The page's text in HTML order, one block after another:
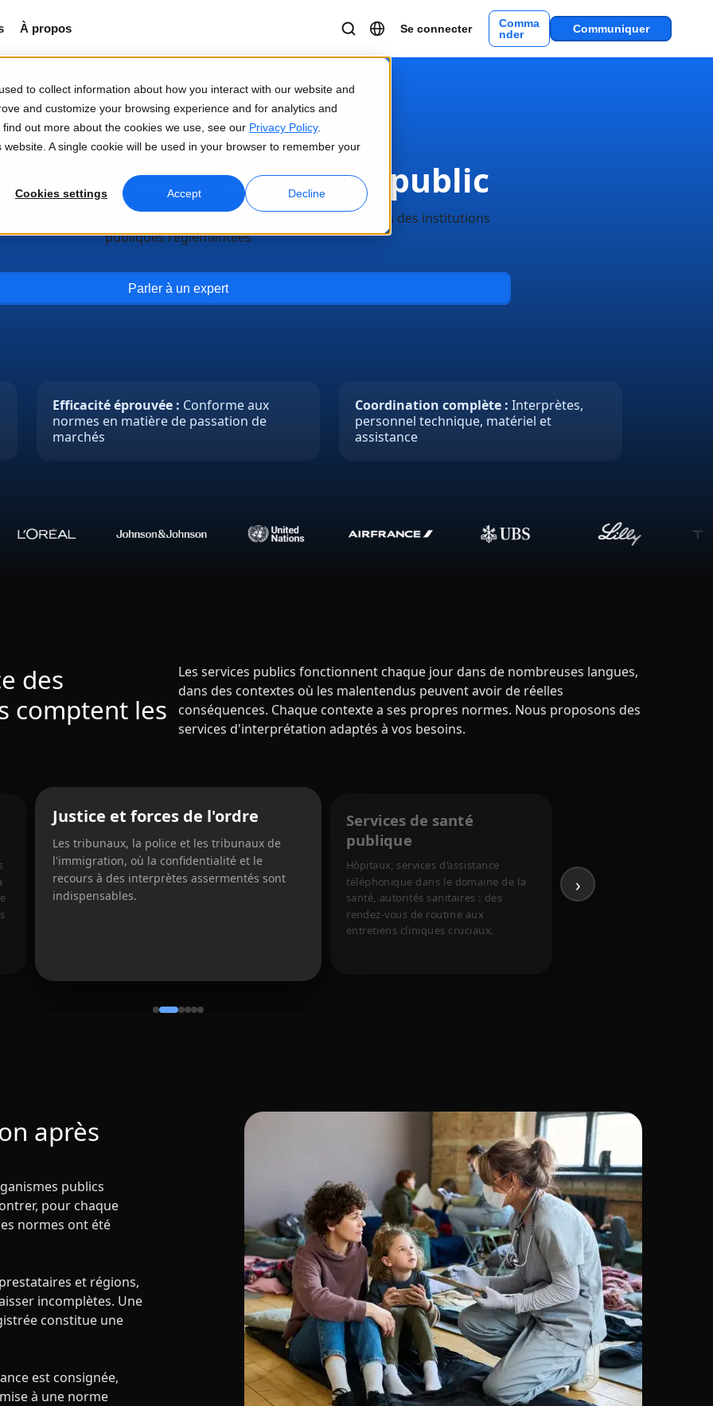
to collect information about how you interact with our website and
and customize your browsing experience and for analytics and
out more about the cookies we use, see our Privacy Policy.
A single cookie will be used in your browser to remember your
Cookies settings Accept Decline
À propos Se connecter
Comma
nder
Communiquer
dans le secteur public
certifiés, conçus pour répondre aux exigences spécifiques des institutions
publiques réglementées
Parler à un expert
Efficacité éprouvée : Conforme aux
normes en matière de passation de
marchés
Coordination complète : Interprètes,
personnel technique, matériel et
assistance
des
comptent les
Les services publics fonctionnent chaque jour dans de nombreuses langues,
dans des contextes où les malentendus peuvent avoir de réelles
conséquences. Chaque contexte a ses propres normes. Nous proposons des
services d'interprétation adaptés à vos besoins.
Justice et forces de l'ordre
Les tribunaux, la police et les tribunaux de
l'immigration, où la confidentialité et le
recours à des interprètes assermentés sont
indispensables.
Services de santé
publique
Hôpitaux, services d'assistance
téléphonique dans le domaine de la
santé, autorités sanitaires : des
rendez-vous de routine aux
entretiens cliniques cruciaux.
Centres d'accueil et
à la demande d'asile, y
les langues rares et
›
après
publics
pour chaque
normes ont été
et régions,
incomplètes. Une
constitue une
est consignée,
à une norme